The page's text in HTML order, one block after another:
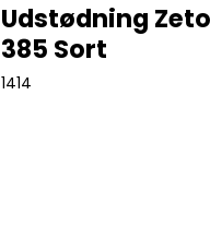
Udstødning
385 Sort
1414